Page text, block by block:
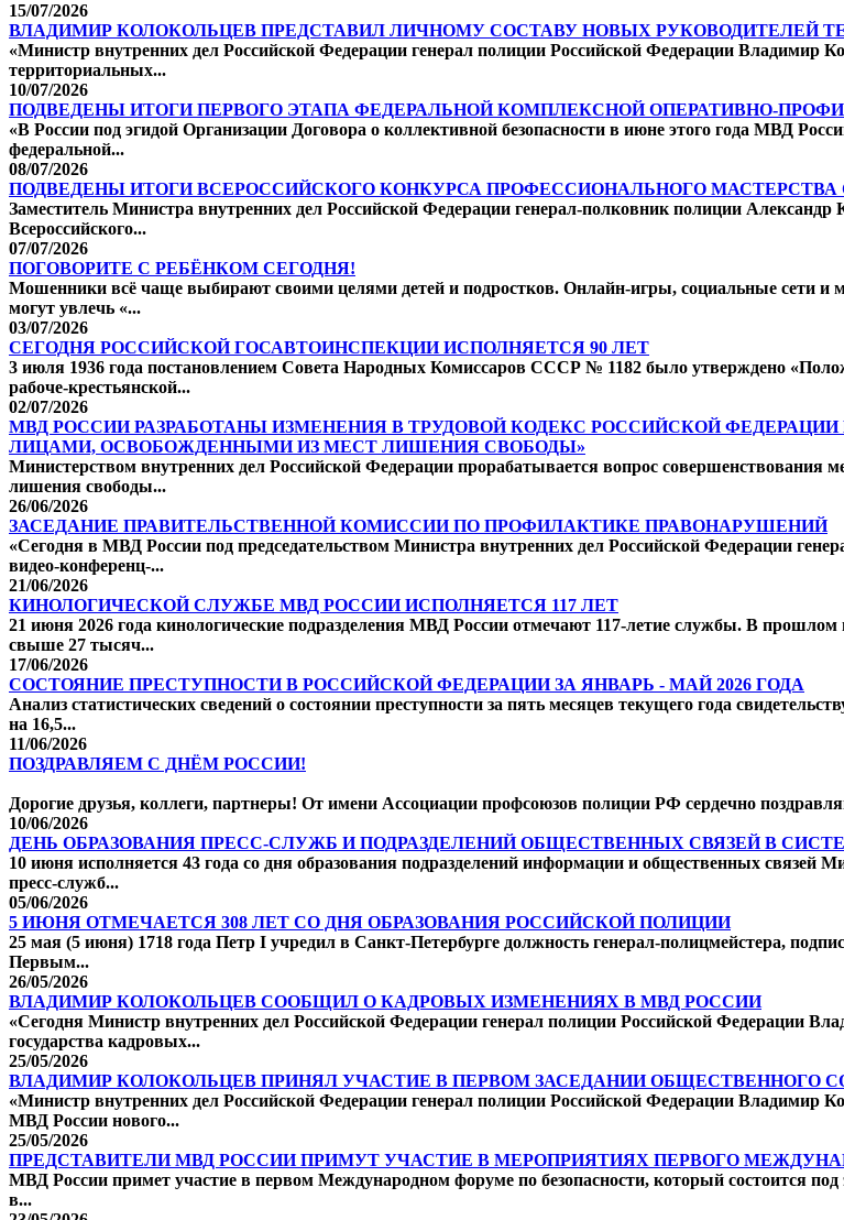
15/07/2026
ВЛАДИМИР КОЛОКОЛЬЦЕВ ПРЕДСТАВИЛ ЛИЧНОМУ СОСТАВУ НОВЫХ РУКОВОДИТЕЛЕЙ
«Министр внутренних дел Российской Федерации генерал полиции Российской Федерации Владимир
территориальных...
10/07/2026
ПОДВЕДЕНЫ ИТОГИ ПЕРВОГО ЭТАПА ФЕДЕРАЛЬНОЙ КОМПЛЕКСНОЙ ОПЕРАТИВНО-
«В России под эгидой Организации Договора о коллективной безопасности в июне этого года МВД
федеральной...
08/07/2026
ПОДВЕДЕНЫ ИТОГИ ВСЕРОССИЙСКОГО КОНКУРСА ПРОФЕССИОНАЛЬНОГО
Заместитель Министра внутренних дел Российской Федерации генерал-полковник полиции
Всероссийского...
07/07/2026
ПОГОВОРИТЕ С РЕБЁНКОМ СЕГОДНЯ!
Мошенники всё чаще выбирают своими целями детей и подростков. Онлайн-игры, социальные сети и
могут увлечь «...
03/07/2026
СЕГОДНЯ РОССИЙСКОЙ ГОСАВТОИНСПЕКЦИИ ИСПОЛНЯЕТСЯ 90 ЛЕТ
3 июля 1936 года постановлением Совета Народных Комиссаров СССР № 1182 было утверждено
рабоче-крестьянской...
02/07/2026
МВД РОССИИ РАЗРАБОТАНЫ ИЗМЕНЕНИЯ В ТРУДОВОЙ КОДЕКС РОССИЙСКОЙ
ЛИЦАМИ, ОСВОБОЖДЕННЫМИ ИЗ МЕСТ ЛИШЕНИЯ СВОБОДЫ»
Министерством внутренних дел Российской Федерации прорабатывается вопрос совершенствования
лишения свободы...
26/06/2026
ЗАСЕДАНИЕ ПРАВИТЕЛЬСТВЕННОЙ КОМИССИИ ПО ПРОФИЛАКТИКЕ ПРАВОНАРУШЕНИЙ
«Сегодня в МВД России под председательством Министра внутренних дел Российской Федерации
видео-конференц-...
21/06/2026
КИНОЛОГИЧЕСКОЙ СЛУЖБЕ МВД РОССИИ ИСПОЛНЯЕТСЯ 117 ЛЕТ
21 июня 2026 года кинологические подразделения МВД России отмечают 117-летие службы. В
свыше 27 тысяч...
17/06/2026
СОСТОЯНИЕ ПРЕСТУПНОСТИ В РОССИЙСКОЙ ФЕДЕРАЦИИ ЗА ЯНВАРЬ - МАЙ 2026 ГОДА
Анализ статистических сведений о состоянии преступности за пять месяцев текущего года
на 16,5...
11/06/2026
ПОЗДРАВЛЯЕМ С ДНЁМ РОССИИ!
Дорогие друзья, коллеги, партнеры! От имени Ассоциации профсоюзов полиции РФ сердечно
10/06/2026
ДЕНЬ ОБРАЗОВАНИЯ ПРЕСС-СЛУЖБ И ПОДРАЗДЕЛЕНИЙ ОБЩЕСТВЕННЫХ СВЯЗЕЙ В
10 июня исполняется 43 года со дня образования подразделений информации и общественных связей
пресс-служб...
05/06/2026
5 ИЮНЯ ОТМЕЧАЕТСЯ 308 ЛЕТ СО ДНЯ ОБРАЗОВАНИЯ РОССИЙСКОЙ ПОЛИЦИИ
25 мая (5 июня) 1718 года Петр I учредил в Санкт-Петербурге должность генерал-полицмейстера,
Первым...
26/05/2026
ВЛАДИМИР КОЛОКОЛЬЦЕВ СООБЩИЛ О КАДРОВЫХ ИЗМЕНЕНИЯХ В МВД РОССИИ
«Сегодня Министр внутренних дел Российской Федерации генерал полиции Российской Федерации
государства кадровых...
25/05/2026
ВЛАДИМИР КОЛОКОЛЬЦЕВ ПРИНЯЛ УЧАСТИЕ В ПЕРВОМ ЗАСЕДАНИИ ОБЩЕСТВЕННОГО
«Министр внутренних дел Российской Федерации генерал полиции Российской Федерации Владимир
МВД России нового...
25/05/2026
ПРЕДСТАВИТЕЛИ МВД РОССИИ ПРИМУТ УЧАСТИЕ В МЕРОПРИЯТИЯХ ПЕРВОГО
МВД России примет участие в первом Международном форуме по безопасности, который состоится под
в...